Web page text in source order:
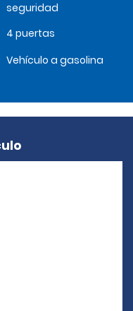
seguridad
4 puertas
Vehículo a gasolina